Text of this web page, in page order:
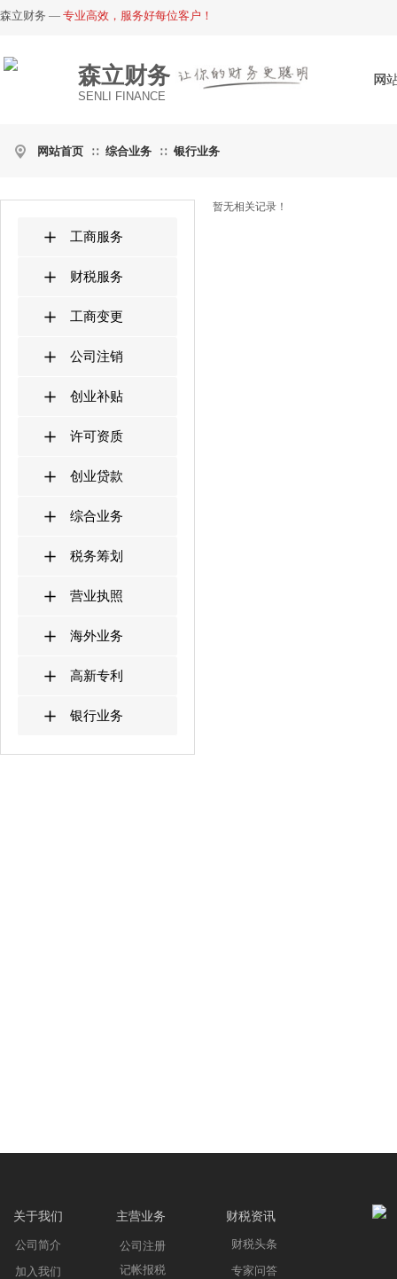
森立财务 — 专业高效，服务好每位客户！
网
SENLI FINANCE
森立财务
网站首页 ∷ 综合业务 ∷ 银行业务
暂无相关记录！
工商服务
财税服务
工商变更
公司注销
创业补贴
许可资质
创业贷款
综合业务
税务筹划
营业执照
海外业务
高新专利
银行业务
关于我们 主营业务 财税资讯
公司注册
记帐报税
财税头条
专家问答
公司简介
加入我们